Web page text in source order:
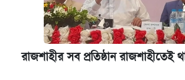
রাজশাহীর সব প্রতিষ্ঠান রাজশাহীতেই